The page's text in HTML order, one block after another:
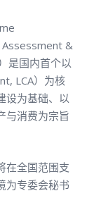
Assessment &
是国内首个以
LCA）为核
设为基础、以
与消费为宗旨
在全国范围支
为专委会秘书